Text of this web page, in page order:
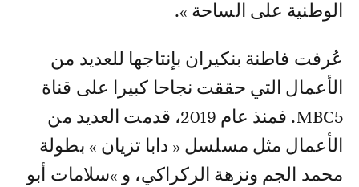
الوطنية على الساحة ».
عُرفت فاطنة بنكيران بإنتاجها للعديد من
الأعمال التي حققت نجاحا كبيرا على قناة
MBC5. فمنذ عام 2019، قدمت العديد من
الأعمال مثل مسلسل « دابا تزيان » بطولة
محمد الجم ونزهة الركراكي، و »سلامات أبو